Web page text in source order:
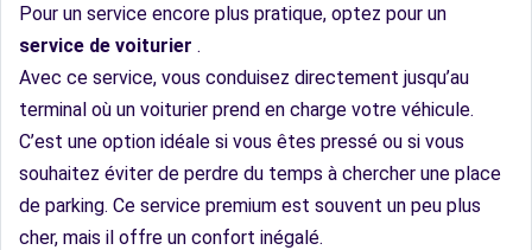
Pour un service encore plus pratique, optez pour un
service de voiturier .
Avec ce service, vous conduisez directement jusqu’au
terminal où un voiturier prend en charge votre véhicule.
C’est une option idéale si vous êtes pressé ou si vous
souhaitez éviter de perdre du temps à chercher une place
de parking. Ce service premium est souvent un peu plus
cher, mais il offre un confort inégalé.